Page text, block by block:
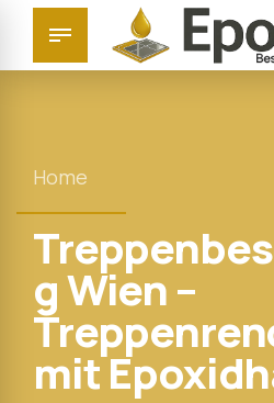
Home
g Wien –
mit